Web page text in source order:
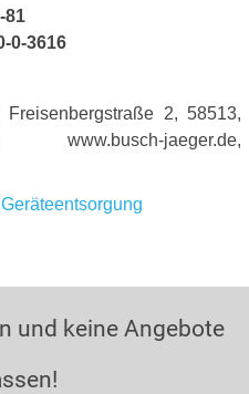
81
0-3616
2, 58513,
jaeger.de,
Geräteentsorgung
und keine Angebote